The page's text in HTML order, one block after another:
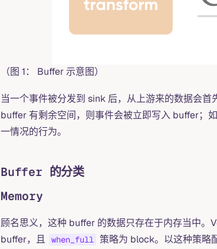
（图 1： Buffer 示意图）
当一个事件被分发到 sink 后，从上游来的数据会
buffer 有剩余空间，则事件会被立即写入 buffer；
一情况的行为。
Buffer 的分类
Memory
顾名思义，这种 buffer 的数据只存在于内存当中。
buffer，且 when_full
策略为 block。以这种策略